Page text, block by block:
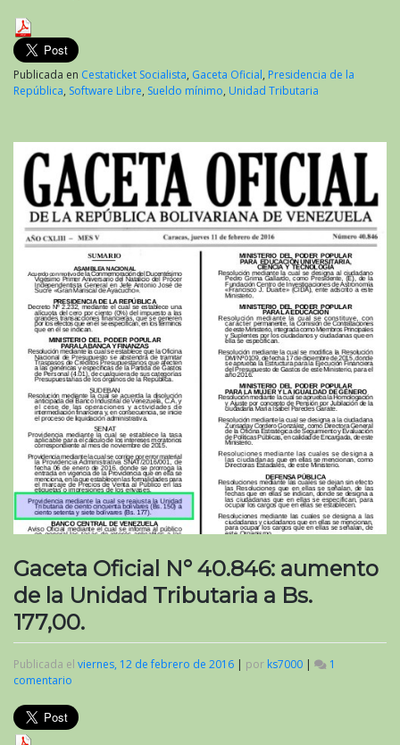
Publicada en Cestaticket Socialista, Gaceta Oficial, Presidencia de la
República, Software Libre, Sueldo mínimo, Unidad Tributaria
Gaceta Oficial N° 40.846: aumento
de la Unidad Tributaria a Bs.
177,00.
Publicada el viernes, 12 de febrero de 2016 | por ks7000 |
1
comentario
Oficial
N°